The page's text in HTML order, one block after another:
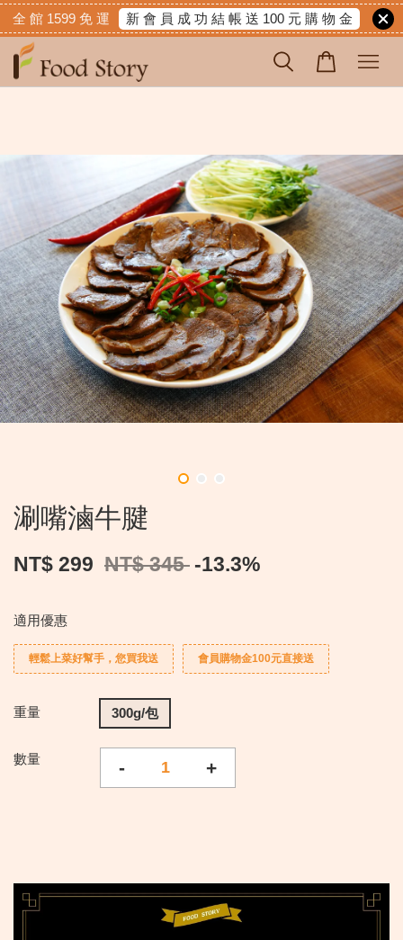
全 館 1599 免 運 新 會 員 成 功 結 帳 送 100 元 購 物 金
涮嘴滷牛腱
NT$ 299 NT$ 345 -13.3%
適用優惠
輕鬆上菜好幫手，您買我送 會員購物金100元直接送
重量 300g/包
數量 - +